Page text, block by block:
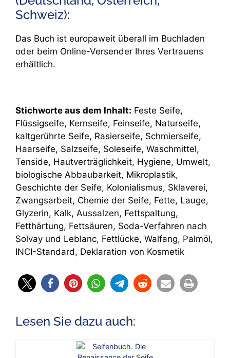
Schweiz):
Das Buch ist europaweit überall im Buchladen
oder beim Online-Versender Ihres Vertrauens
erhältlich.
Stichworte aus dem Inhalt: Feste Seife,
Flüssigseife, Kernseife, Feinseife, Naturseife,
kaltgerührte Seife, Rasierseife, Schmierseife,
Haarseife, Salzseife, Soleseife, Waschmittel,
Tenside, Hautverträglichkeit, Hygiene, Umwelt,
biologische Abbaubarkeit, Mikroplastik,
Geschichte der Seife, Kolonialismus, Sklaverei,
Zwangsarbeit, Chemie der Seife, Fette, Lauge,
Glyzerin, Kalk, Aussalzen, Fettspaltung,
Fetthärtung, Fettsäuren, Soda-Verfahren nach
Solvay und Leblanc, Fettlücke, Walfang, Palmöl,
INCI-Standard, Deklaration von Kosmetik
Lesen Sie dazu auch: